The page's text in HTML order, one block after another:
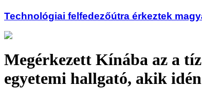
Technológiai felfedezőútra érkeztek
Megérkezett Kínába az a
egyetemi hallgató, akik